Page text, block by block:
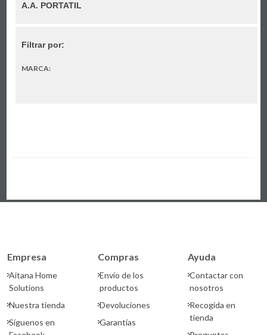
A.A. PORTATIL
Filtrar por:
MARCA:
Empresa
Aitana Home
Solutions
Nuestra tienda
Síguenos en
Compras
Envío de los
productos
Devoluciones
Garantías
Ayuda
Contactar con
nosotros
Recogida en
tienda